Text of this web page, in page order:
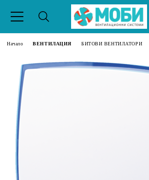
Начало ВЕНТИЛАЦИЯ БИТОВИ ВЕНТИЛАТОРИ